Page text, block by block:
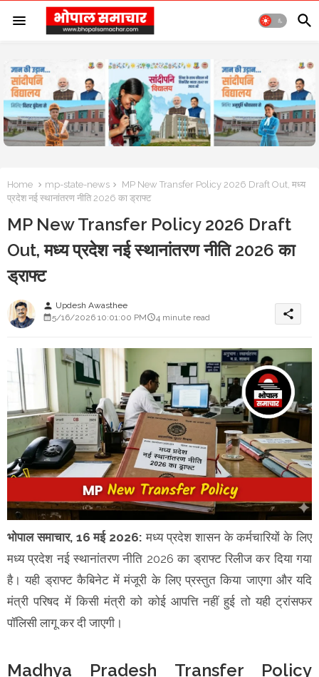
Home mp-state-news
MP New Transfer Policy 2026 Draft Out, मध्य
प्रदेश नई स्थानांतरण नीति 2026 का ड्राफ्ट
MP New Transfer Policy 2026 Draft
Out, मध्य प्रदेश नई स्थानांतरण नीति 2026 का
ड्राफ्ट
person Updesh Awasthee
5/16/2026 10:01:00 PM
4 minute read share
भोपाल समाचार, 16 मई 2026:मध्य प्रदेश शासन के कर्मचारियों के लिए
मध्य प्रदेश नई स्थानांतरण नीति 2026 का ड्राफ्ट रिलीज कर दिया गया
है। यही ड्राफ्ट कैबिनेट में मंजूरी के लिए प्रस्तुत किया जाएगा और यदि
मंत्री परिषद में किसी मंत्री को कोई आपत्ति नहीं हुई तो यही ट्रांसफर
पॉलिसी लागू कर दी जाएगी।
Madhya Pradesh Transfer Policy